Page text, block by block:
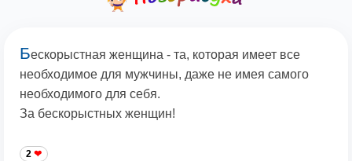
Бескорыстная женщина - та, которая имеет все
необходимое для мужчины, даже не имея самого
необходимого для себя.
За бескорыстных женщин!
2